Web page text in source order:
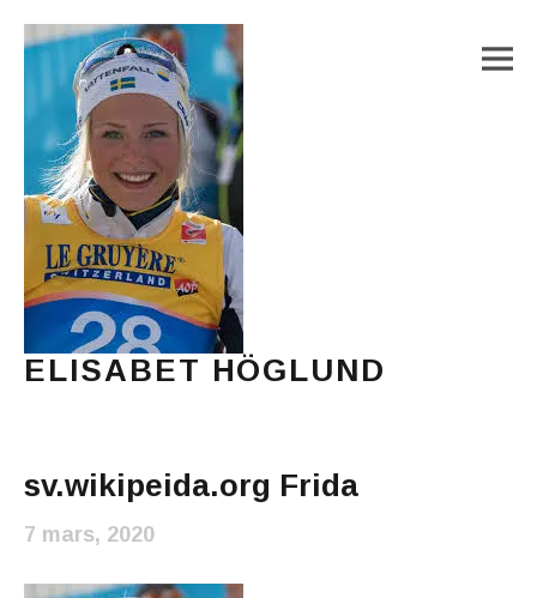
ELISABET HÖGLUND
sv.wikipeida.org Frida
7 mars, 2020